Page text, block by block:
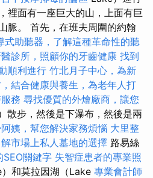
裡面有一座巨大的山，上面有巨
脈。 首先，在班夫周圍的約翰
式助聽器，了解這種革命性的聽
診所，照顧你的牙齒健康 找到
順利進行 竹北月子中心，為新
結合健康與養生，為老年人打
務 尋找優質的外燴廠商，讓您
散步，然後是下瀑布，然後是兩
姨，幫您解決家務煩惱 大里整
市場上私人墓地的選擇 路易絲
關鍵字 失智症患者的專業照
和莫拉因湖（Lake 專業會計師